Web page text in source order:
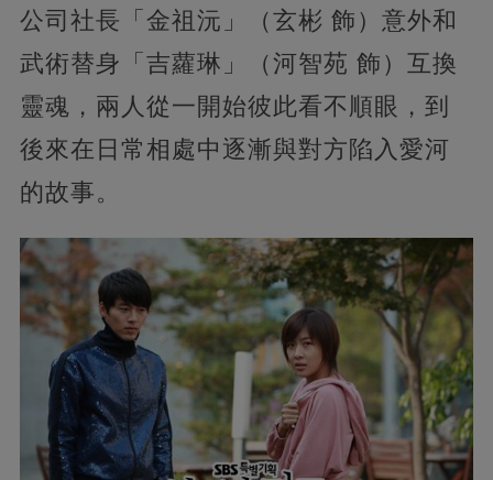
公司社長「金祖沅」（玄彬 飾）意外和
武術替身「吉蘿琳」（河智苑 飾）互換
靈魂，兩人從一開始彼此看不順眼，到
後來在日常相處中逐漸與對方陷入愛河
的故事。